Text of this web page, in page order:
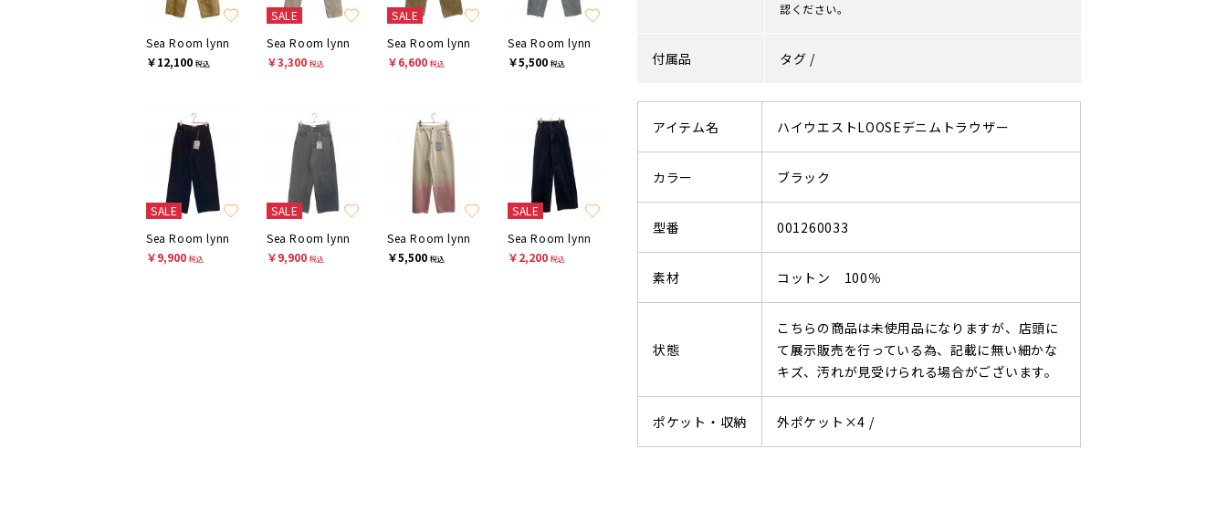
Sea Room lynn
￥12,100 税込
SALE
Sea Room lynn
￥3,300 税込
SALE
Sea Room lynn
￥6,600 税込
Sea Room lynn
￥5,500 税込
SALE
Sea Room lynn
￥9,900 税込
SALE
Sea Room lynn
￥9,900 税込
Sea Room lynn
￥5,500 税込
SALE
Sea Room lynn
￥2,200 税込
認ください。
付属品 タグ /
アイテム名 ハイウエストLOOSEデニムトラウザー
カラー ブラック
型番 001260033
素材 コットン 100％
状態
こちらの商品は未使用品になりますが、店頭に
て展示販売を行っている為、記載に無い細かな
キズ、汚れが見受けられる場合がございます。
ポケット・収納 外ポケット×4 /